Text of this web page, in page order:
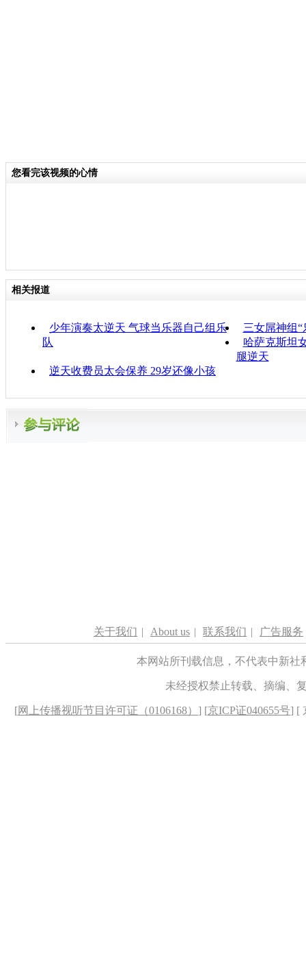
您看完该视频的心情
相关报道
少年演奏太逆天 气球当乐器自己组乐
队
三女屌神组
哈萨克斯坦
腿逆天
逆天收费员太会保养 29岁还像小孩
关于我们 | About us | 联系我们 | 广告服务
本网站所刊载信息，不代表中新
未经授权禁止转载、摘编、
[网上传播视听节目许可证（0106168） ] [京ICP证040655号] [